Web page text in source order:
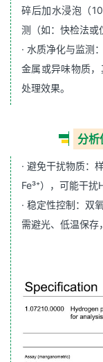
碎后加水浸泡（
测（如：快检法或
· ‌水质净化与监测‌
金属或异味物质
处理效果‌。
分析
· ‌避免干扰物质‌：
Fe³⁺），可能干扰
· ‌稳定性控制‌：双
需避光、低温保存